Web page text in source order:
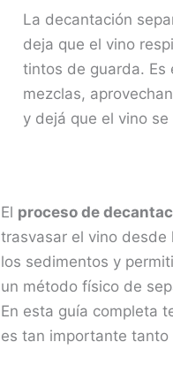
La decantación
deja que el vino
tintos de guarda. Es
mezclas,
y dejá que el vino
El proceso de
trasvasar el vino desde
los sedimentos y
un método físico de
En esta guía completa
es tan importante tanto